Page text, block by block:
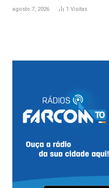
agosto 7, 2026 1 Visitas